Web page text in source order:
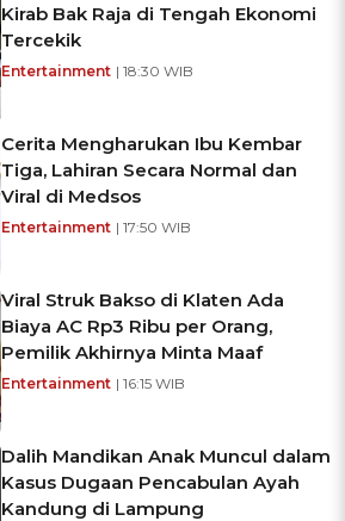
Kirab Bak Raja di Tengah Ekonomi
Tercekik
Entertainment | 18:30 WIB
Cerita Mengharukan Ibu Kembar
Tiga, Lahiran Secara Normal dan
Viral di Medsos
Entertainment | 17:50 WIB
Viral Struk Bakso di Klaten Ada
Biaya AC Rp3 Ribu per Orang,
Pemilik Akhirnya Minta Maaf
Entertainment | 16:15 WIB
Dalih Mandikan Anak Muncul dalam
Kasus Dugaan Pencabulan Ayah
Kandung di Lampung